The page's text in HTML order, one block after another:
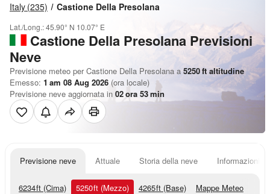
Italy (235) Castione Della Presolana
Lat./Long.:45.90° N 10.07° E
Castione Della Presolana Previsioni
Neve
Previsione meteo per Castione Della Presolana a 5250ft altitudine
Emesso: 1 am 08 Aug 2026 (ora locale)
Previsione neve aggiornata in 02ora 53min
Previsione neve Attuale Storia della neve Informazioni
6234ft (Cima) 5250ft (Mezzo) 4265ft (Base) Mappe Meteo